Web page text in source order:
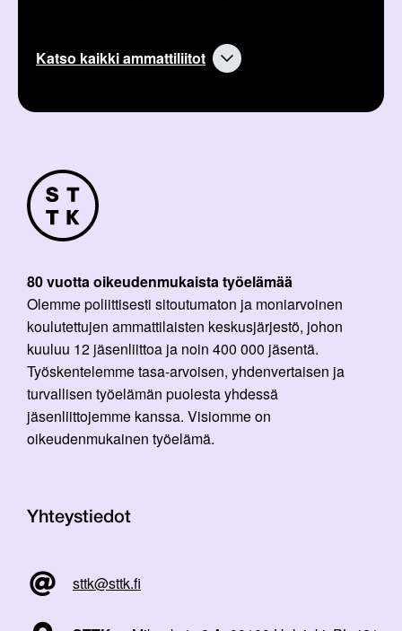
Katso kaikki ammattiliitot
80 vuotta oikeudenmukaista työelämää
Olemme poliittisesti sitoutumaton ja moniarvoinen
koulutettujen ammattilaisten keskusjärjestö, johon
kuuluu 12 jäsenliittoa ja noin 400 000 jäsentä.
Työskentelemme tasa-arvoisen, yhdenvertaisen ja
turvallisen työelämän puolesta yhdessä
jäsenliittojemme kanssa. Visiomme on
oikeudenmukainen työelämä.
Yhteystiedot
sttk@sttk.fi